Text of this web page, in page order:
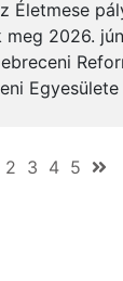
Életmese
2026.
2 3 4 5